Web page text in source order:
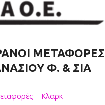
ΜΕΤΑΦΟΡΕΣ
Φ. & ΣΙΑ
– Κλαρκ